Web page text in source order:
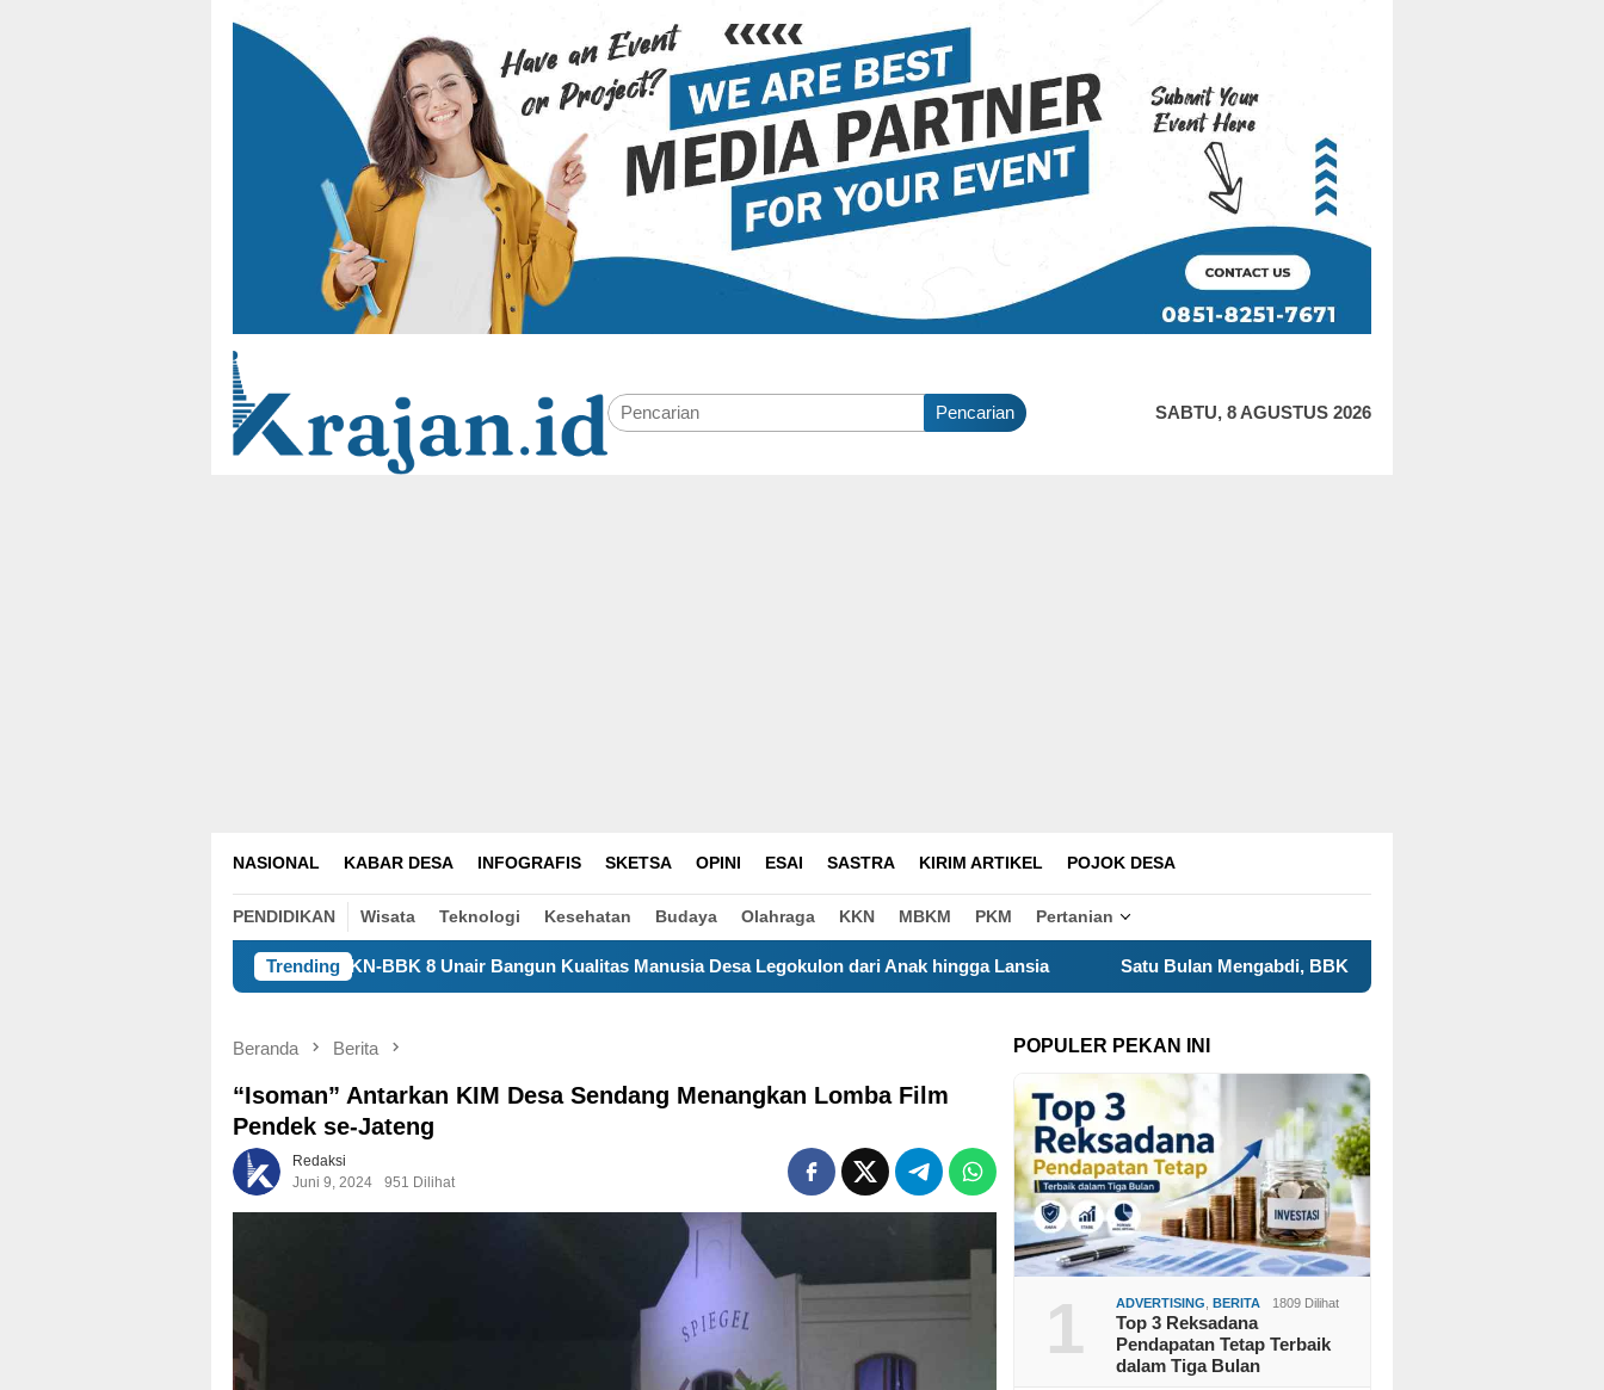
Pencarian SABTU, 8 AGUSTUS 2026
NASIONAL KABAR DESA INFOGRAFIS SKETSA OPINI ESAI SASTRA KIRIM ARTIKEL POJOK DESA
PENDIDIKAN Wisata Teknologi Kesehatan Budaya Olahraga KKN MBKM PKM Pertanian
Trending
KKN-BBK 8 Unair Bangun Kualitas Manusia Desa Legokulon dari Anak hingga Lansia Satu Bulan Mengabdi, BBK 8 UNAIR Tampilkan Capaian Program Kerja dalam
Beranda Berita
“Isoman” Antarkan KIM Desa Sendang Menangkan Lomba Film
Pendek se-Jateng
Redaksi
Juni 9, 2024
951 Dilihat
POPULER PEKAN INI
1 ADVERTISING ,BERITA 1809 Dilihat
Top 3 Reksadana
Pendapatan Tetap Terbaik
dalam Tiga Bulan